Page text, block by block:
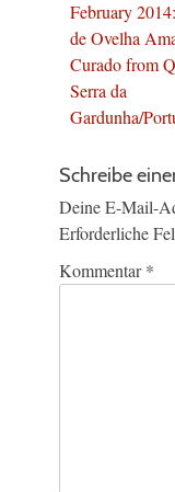
Beitrag:
February
de Ovelha
Curado from
Serra da
Gardunha/
Schreibe
Deine E-Mail-
Erforderliche
Kommentar*